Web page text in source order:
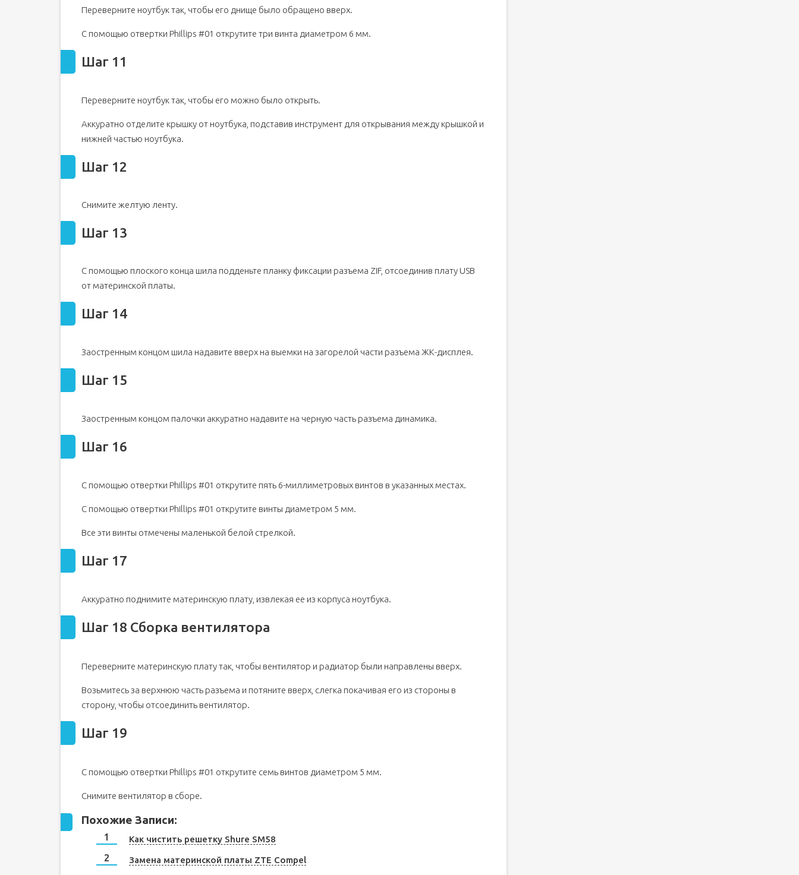
Переверните ноутбук так, чтобы его днище было обращено вверх.
С помощью отвертки Phillips #01 открутите три винта диаметром 6 мм.
Шаг 11
Переверните ноутбук так, чтобы его можно было открыть.
Аккуратно отделите крышку от ноутбука, подставив инструмент для открывания между крышкой и
нижней частью ноутбука.
Шаг 12
Снимите желтую ленту.
Шаг 13
С помощью плоского конца шила подденьте планку фиксации разъема ZIF, отсоединив плату USB
от материнской платы.
Шаг 14
Заостренным концом шила надавите вверх на выемки на загорелой части разъема ЖК-дисплея.
Шаг 15
Заостренным концом палочки аккуратно надавите на черную часть разъема динамика.
Шаг 16
С помощью отвертки Phillips #01 открутите пять 6-миллиметровых винтов в указанных местах.
С помощью отвертки Phillips #01 открутите винты диаметром 5 мм.
Все эти винты отмечены маленькой белой стрелкой.
Шаг 17
Аккуратно поднимите материнскую плату, извлекая ее из корпуса ноутбука.
Шаг 18 Сборка вентилятора
Переверните материнскую плату так, чтобы вентилятор и радиатор были направлены вверх.
Возьмитесь за верхнюю часть разъема и потяните вверх, слегка покачивая его из стороны в
сторону, чтобы отсоединить вентилятор.
Шаг 19
С помощью отвертки Phillips #01 открутите семь винтов диаметром 5 мм.
Снимите вентилятор в сборе.
Похожие Записи:
Как чистить решетку Shure SM58
Замена материнской платы ZTE Compel